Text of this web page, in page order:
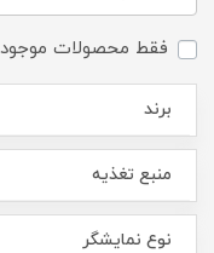
فقط محصولات موجود
برند
منبع تغذیه
نوع نمایشگر